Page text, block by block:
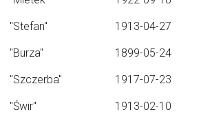
"Stefan" 1913-04-27
"Burza" 1899-05-24
"Szczerba" 1917-07-23
"Świr" 1913-02-10